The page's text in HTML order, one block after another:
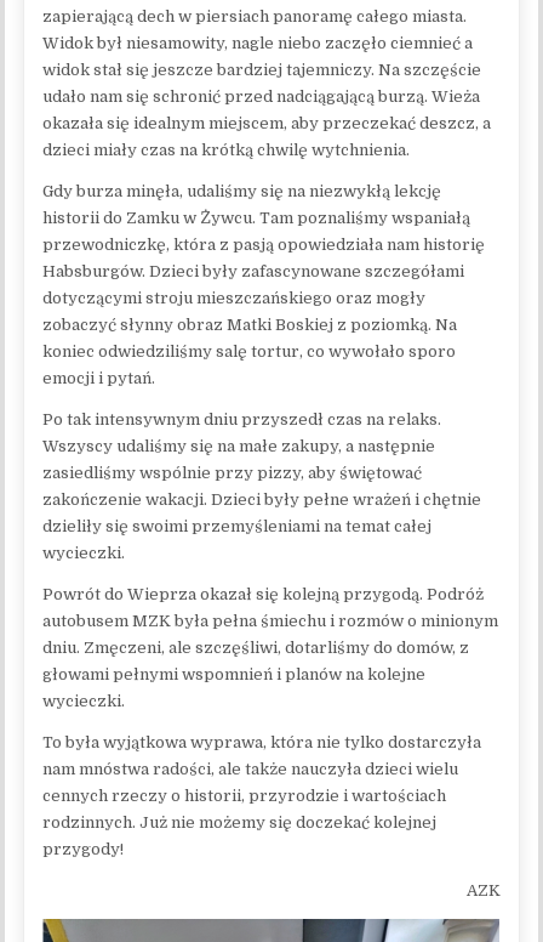
zapierającą dech w piersiach panoramę całego miasta.
Widok był niesamowity, nagle niebo zaczęło ciemnieć a
widok stał się jeszcze bardziej tajemniczy. Na szczęście
udało nam się schronić przed nadciągającą burzą. Wieża
okazała się idealnym miejscem, aby przeczekać deszcz, a
dzieci miały czas na krótką chwilę wytchnienia.
Gdy burza minęła, udaliśmy się na niezwykłą lekcję
historii do Zamku w Żywcu. Tam poznaliśmy wspaniałą
przewodniczkę, która z pasją opowiedziała nam historię
Habsburgów. Dzieci były zafascynowane szczegółami
dotyczącymi stroju mieszczańskiego oraz mogły
zobaczyć słynny obraz Matki Boskiej z poziomką. Na
koniec odwiedziliśmy salę tortur, co wywołało sporo
emocji i pytań.
Po tak intensywnym dniu przyszedł czas na relaks.
Wszyscy udaliśmy się na małe zakupy, a następnie
zasiedliśmy wspólnie przy pizzy, aby świętować
zakończenie wakacji. Dzieci były pełne wrażeń i chętnie
dzieliły się swoimi przemyśleniami na temat całej
wycieczki.
Powrót do Wieprza okazał się kolejną przygodą. Podróż
autobusem MZK była pełna śmiechu i rozmów o minionym
dniu. Zmęczeni, ale szczęśliwi, dotarliśmy do domów, z
głowami pełnymi wspomnień i planów na kolejne
wycieczki.
To była wyjątkowa wyprawa, która nie tylko dostarczyła
nam mnóstwa radości, ale także nauczyła dzieci wielu
cennych rzeczy o historii, przyrodzie i wartościach
rodzinnych. Już nie możemy się doczekać kolejnej
przygody!
AZK